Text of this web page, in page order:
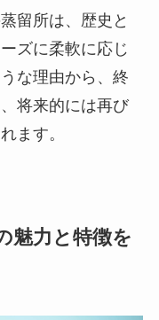
留所は、歴史と
ズに柔軟に応じ
な理由から、終
将来的には再び
ます。
魅力と特徴を